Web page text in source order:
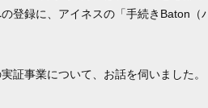
登録に、アイネスの「手続きBaton
証事業について、お話を伺いました。